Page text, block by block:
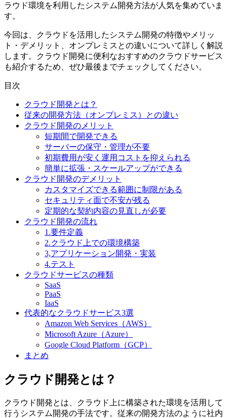
ラウド環境を利用したシステム開発方法が人気を集めていま
す。
今回は、クラウドを活用したシステム開発の特徴やメリッ
ト・デメリット、オンプレミスとの違いについて詳しく解説
します。クラウド開発に便利なおすすめのクラウドサービス
も紹介するため、ぜひ最後までチェックしてください。
目次
クラウド開発とは？
従来の開発方法（オンプレミス）との違い
クラウド開発のメリット
短期間で開発できる
サーバーの保守・管理が不要
初期費用が安く運用コストを抑えられる
簡単に拡張・スケールアップができる
クラウド開発のデメリット
カスタマイズできる範囲に制限がある
セキュリティ面で不安が残る
定期的な契約内容の見直しが必要
クラウド開発の流れ
1.要件定義
2.クラウド上での環境構築
3,アプリケーション開発・実装
4.テスト
クラウドサービスの種類
SaaS
PaaS
IaaS
代表的なクラウドサービス3選
Amazon Web Services（AWS）
Microsoft Azure（Azure）
Google Cloud Platform（GCP）
まとめ
クラウド開発とは？
クラウド開発とは、クラウド上に構築された環境を活用して
行うシステム開発の手法です。従来の開発方法のように社内